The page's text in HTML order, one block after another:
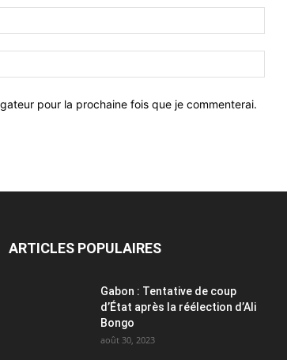
pour la prochaine fois que je commenterai.
ARTICLES POPULAIRES
Gabon : Tentative de coup
d’État après la réélection d’Ali
Bongo
août 30, 2023